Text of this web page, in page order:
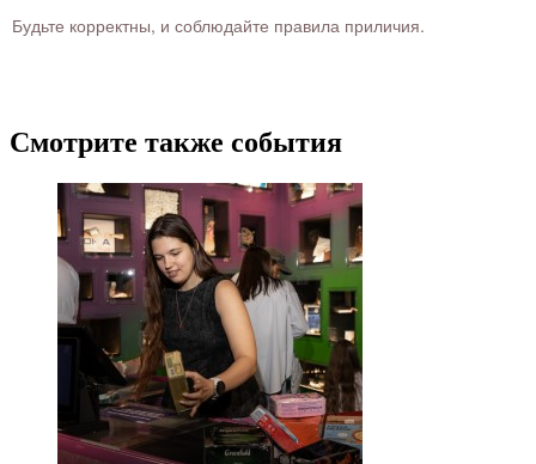
Будьте корректны, и соблюдайте правила приличия.
Смотрите также события